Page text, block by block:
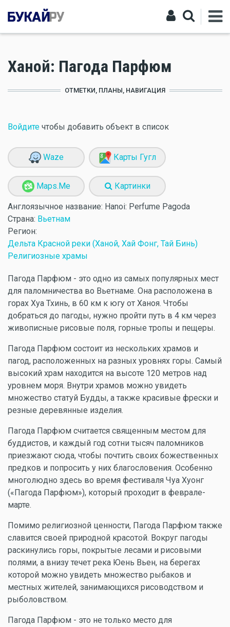
Ханой: Пагода Парфюм
ОТМЕТКИ, ПЛАНЫ, НАВИГАЦИЯ
Войдите чтобы добавить объект в список
Waze Карты Гугл
Maps.Me Картинки
Англоязычное название: Hanoi: Perfume Pagoda
Страна: Вьетнам
Регион:
Дельта Красной реки (Ханой, Хай Фонг, Тай Бинь)
Религиозные храмы
Пагода Парфюм - это одно из самых популярных мест
для паломничества во Вьетнаме. Она расположена в
горах Хуа Тхинь, в 60 км к югу от Ханоя. Чтобы
добраться до пагоды, нужно пройти путь в 4 км через
живописные рисовые поля, горные тропы и пещеры.
Пагода Парфюм состоит из нескольких храмов и
пагод, расположенных на разных уровнях горы. Самый
высокий храм находится на высоте 120 метров над
уровнем моря. Внутри храмов можно увидеть
множество статуй Будды, а также красивые фрески и
резные деревянные изделия.
Пагода Парфюм считается священным местом для
буддистов, и каждый год сотни тысяч паломников
приезжают сюда, чтобы почтить своих божественных
предков и попросить у них благословения. Особенно
многолюдно здесь во время фестиваля Чуа Хуонг
(«Пагода Парфюм»), который проходит в феврале-
марте.
Помимо религиозной ценности, Пагода Парфюм также
славится своей природной красотой. Вокруг пагоды
раскинулись горы, покрытые лесами и рисовыми
полями, а внизу течет река Юень Вьен, на берегах
которой можно увидеть множество рыбаков и
местных жителей, занимающихся рисоводством и
рыболовством.
Пагода Парфюм - это не только место для